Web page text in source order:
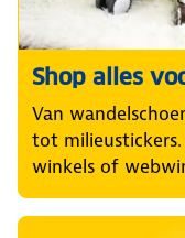
Shop alles
Van
tot
winkels of